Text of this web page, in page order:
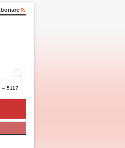
– 5117